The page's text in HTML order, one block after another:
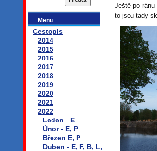
Menu
Cestopis
2014
2015
2016
2017
2018
2019
2020
2021
2022
Leden - E
Únor - E, P
Březen E, P
Duben - E, F, B, L,
Ještě po
to jsou tady